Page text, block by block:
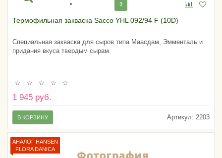
3
Термофильная закваска Sacco YHL 092/94 F (10D)
Специальная закваска для сыров типа Маасдам, Эмменталь и
придания вкуса твердым сырам.
1 945 руб.
Артикул: 2203
В КОРЗИНУ
АНАЛОГ HANSEN
FLORA DANICA